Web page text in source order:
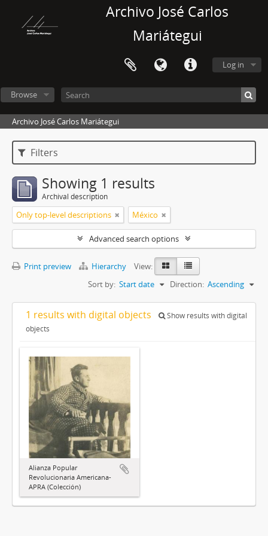
Archivo José Carlos
Mariátegui
Log in
Browse
Archivo José Carlos Mariátegui
Filters
Showing 1 results
Archival description
Only top-level descriptions México
Advanced search options
Print preview Hierarchy
View:
Sort by: Start date Direction: Ascending
1 results with digital objects
Show results with digital
objects
Alianza Popular
Revolucionaria Americana-
APRA (Colección)